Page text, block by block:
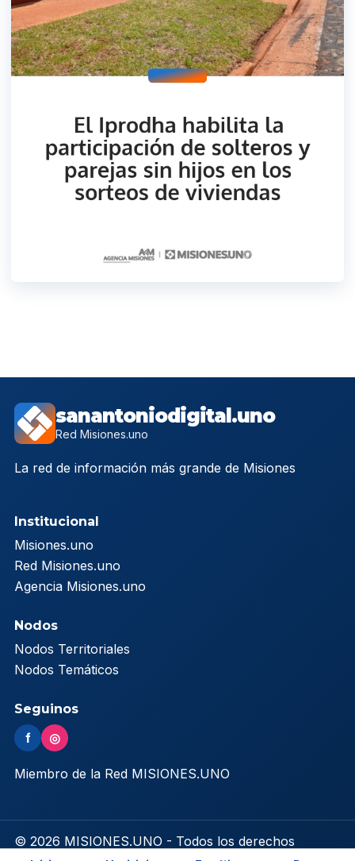
sanantoniodigital.uno
Red Misiones.uno
La red de información más grande de Misiones
Institucional
Misiones.uno
Red Misiones.uno
Agencia Misiones.uno
Nodos
Nodos Territoriales
Nodos Temáticos
Seguinos
f ◎
Miembro de la Red MISIONES.UNO
© 2026 MISIONES.UNO - Todos los derechos
reservados